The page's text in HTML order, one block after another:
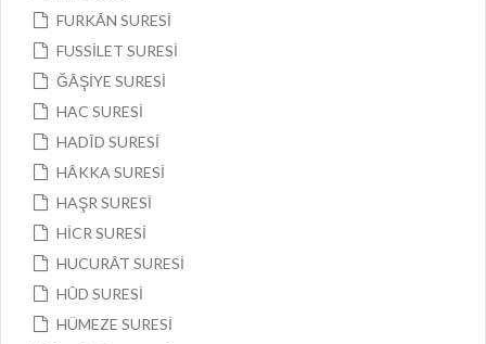
FURKÂN SURESİ
FUSSİLET SURESİ
ĞÂŞİYE SURESİ
HAC SURESİ
HADÎD SURESİ
HÂKKA SURESİ
HAŞR SURESİ
HİCR SURESİ
HUCURÂT SURESİ
HÛD SURESİ
HÜMEZE SURESİ